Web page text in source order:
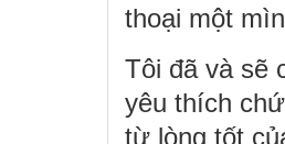
thoại một
Tôi đã và sẽ
yêu thích
từ lòng tốt